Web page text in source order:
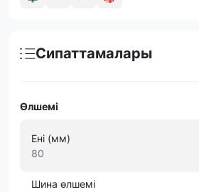
Сипаттамалары
Өлшемі
Ені (мм)
80
Шина өлшемі